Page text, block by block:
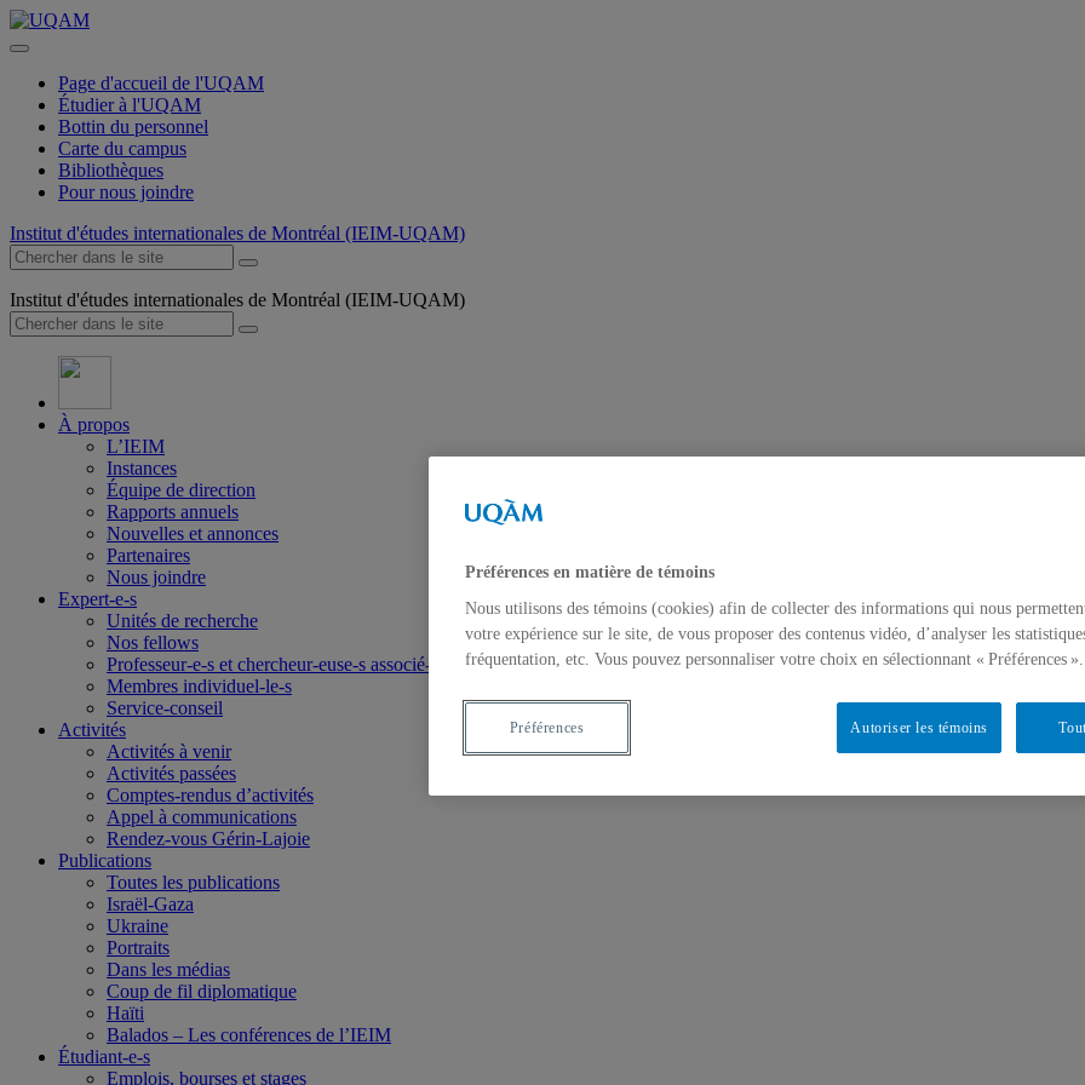
Page d'accueil de l'UQAM
Étudier à l'UQAM
Bottin du personnel
Carte du campus
Bibliothèques
Pour nous joindre
Institut d'études internationales de Montréal (IEIM-UQAM)
Institut d'études internationales de Montréal (IEIM-UQAM)
À propos
L’IEIM
Instances
Équipe de direction
Rapports annuels
Nouvelles et annonces
Partenaires
Nous joindre
Expert-e-s
Unités de recherche
Nos fellows
Professeur-e-s et chercheur-euse-s associé-e-s
Membres individuel-le-s
Service-conseil
Activités
Activités à venir
Activités passées
Comptes-rendus d’activités
Appel à communications
Rendez-vous Gérin-Lajoie
Publications
Toutes les publications
Israël-Gaza
Ukraine
Portraits
Dans les médias
Coup de fil diplomatique
Haïti
Balados – Les conférences de l’IEIM
Étudiant-e-s
Emplois, bourses et stages
Préférences en matière de témoins
Nous utilisons des témoins (cookies) afin de collecter des informations qui nous
votre expérience sur le site, de vous proposer des contenus vidéo, d’analyser les
fréquentation, etc. Vous pouvez personnaliser votre choix en sélectionnant « Préférences ».
Autoriser les témoins
Préférences